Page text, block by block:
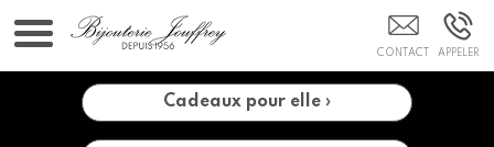
Cadeaux pour elle ›